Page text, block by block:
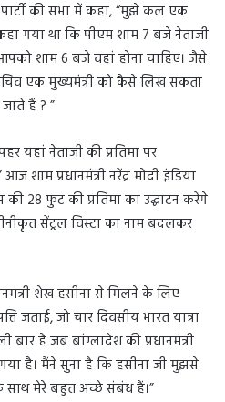
की सभा में कहा, “मुझे कल एक
गया था कि पीएम शाम 7 बजे नेताजी
शाम 6 बजे वहां होना चाहिए। जैसे
एक मुख्यमंत्री को कैसे लिख सकता
हैं ? ”
यहां नेताजी की प्रतिमा पर
शाम प्रधानमंत्री नरेंद्र मोदी इंडिया
28 फुट की प्रतिमा का उद्घाटन करेंगे
सेंट्रल विस्टा का नाम बदलकर
शेख हसीना से मिलने के लिए
जताई, जो चार दिवसीय भारत यात्रा
बार है जब बांग्लादेश की प्रधानमंत्री
है। मैंने सुना है कि हसीना जी मुझसे
साथ मेरे बहुत अच्छे संबंध हैं।”